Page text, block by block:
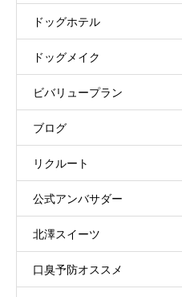
ドッグホテル
ドッグメイク
ビバリュープラン
ブログ
リクルート
公式アンバサダー
北澤スイーツ
口臭予防オススメ